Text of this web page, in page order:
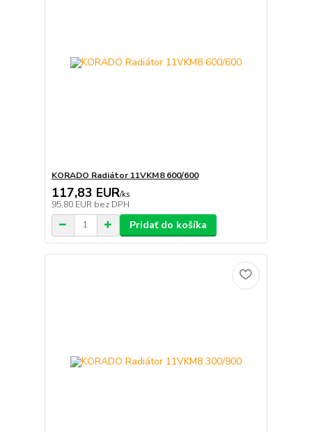
KORADO Radiátor 11VKM8 600/600
117,83 EUR/ks
95,80 EUR bez DPH
Pridať do košíka